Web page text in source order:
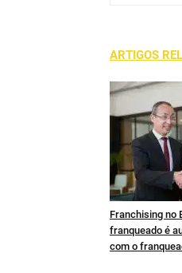
ARTIGOS
Franchising no
franqueado é
com o